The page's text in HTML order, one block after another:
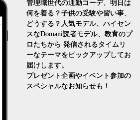
管理職世代の通勤コーデ、明日は
何を着る？子供の受験や習い事、
どうする？人気モデル、ハイセン
スなDomani読者モデル、教育のプ
ロたちから 発信されるタイムリ
ーなテーマをピックアップしてお
届けします。
プレゼント企画やイベント参加の
スペシャルなお知らせも！